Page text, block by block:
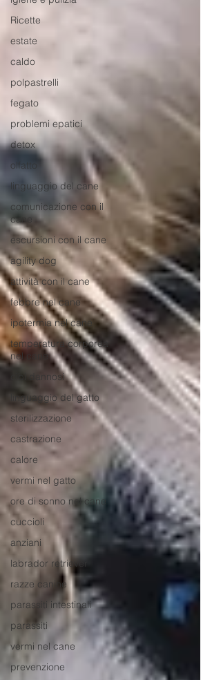
Ricette
estate
caldo
polpastrelli
fegato
problemi epatici
detox
olfatto
linguaggio del cane
comunicazione con il
cane
escursioni con il cane
agility dog
attività con il cane
febbre nel cane
ipotermia nel cane
temperatura corporea
nel cane
cibi dannosi
linguaggio del gatto
sterilizzazione
castrazione
calore
vermi nel gatto
ore di sonno nel cane
cuccioli
anziani
labrador retriever
razze canine
parassiti intestinali
parassiti
vermi nel cane
prevenzione